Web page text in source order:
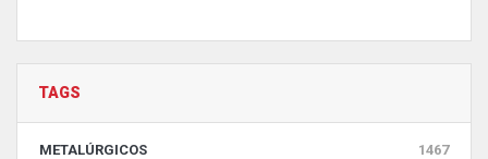
TAGS
METALÚRGICOS
1467